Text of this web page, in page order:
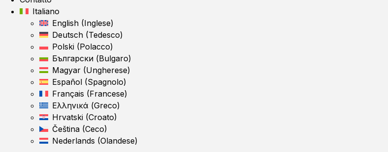
Italiano
English (Inglese)
Deutsch (Tedesco)
Polski (Polacco)
Български (Bulgaro)
Magyar (Ungherese)
Español (Spagnolo)
Français (Francese)
Ελληνικά (Greco)
Hrvatski (Croato)
Čeština (Ceco)
Nederlands (Olandese)